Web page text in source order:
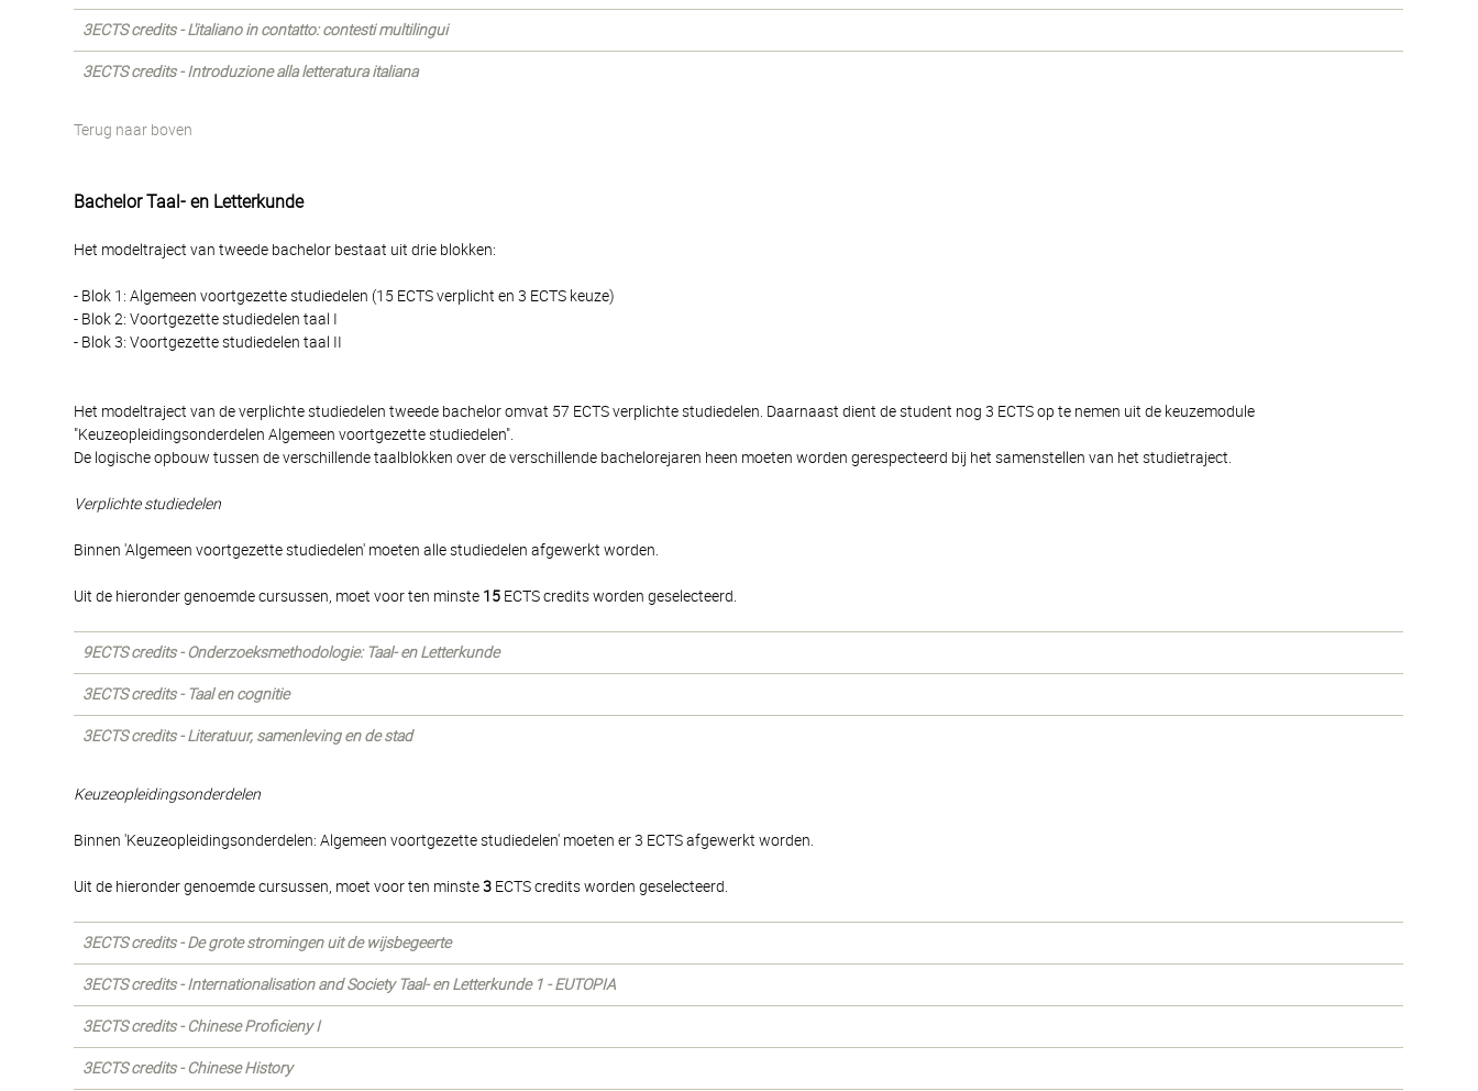
3ECTS credits - L'italiano in contatto: contesti multilingui
3ECTS credits - Introduzione alla letteratura italiana
Terug naar boven
Bachelor Taal- en Letterkunde
Het modeltraject van tweede bachelor bestaat uit drie blokken:
- Blok 1: Algemeen voortgezette studiedelen (15 ECTS verplicht en 3 ECTS keuze)
- Blok 2: Voortgezette studiedelen taal I
- Blok 3: Voortgezette studiedelen taal II
Het modeltraject van de verplichte studiedelen tweede bachelor omvat 57 ECTS verplichte studiedelen. Daarnaast dient de student nog 3 ECTS op te nemen uit de keuzemodule
"Keuzeopleidingsonderdelen Algemeen voortgezette studiedelen".
De logische opbouw tussen de verschillende taalblokken over de verschillende bachelorejaren heen moeten worden gerespecteerd bij het samenstellen van het studietraject.
Verplichte studiedelen
Binnen 'Algemeen voortgezette studiedelen' moeten alle studiedelen afgewerkt worden.
Uit de hieronder genoemde cursussen, moet voor ten minste 15 ECTS credits worden geselecteerd.
9ECTS credits - Onderzoeksmethodologie: Taal- en Letterkunde
3ECTS credits - Taal en cognitie
3ECTS credits - Literatuur, samenleving en de stad
Keuzeopleidingsonderdelen
Binnen 'Keuzeopleidingsonderdelen: Algemeen voortgezette studiedelen' moeten er 3 ECTS afgewerkt worden.
Uit de hieronder genoemde cursussen, moet voor ten minste3 ECTS credits worden geselecteerd.
3ECTS credits - De grote stromingen uit de wijsbegeerte
3ECTS credits - Internationalisation and Society Taal- en Letterkunde 1 - EUTOPIA
3ECTS credits - Chinese Proficieny I
3ECTS credits - Chinese History